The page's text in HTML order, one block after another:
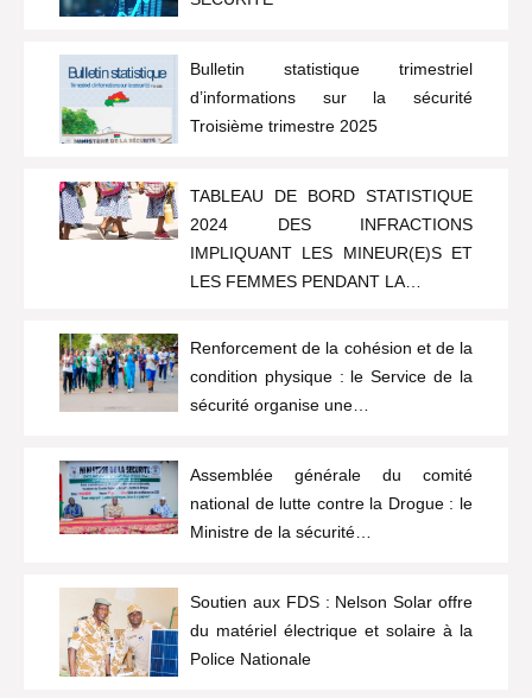
Bulletin statistique trimestriel
d’informations sur la sécurité
Troisième trimestre 2025
TABLEAU DE BORD STATISTIQUE
2024 DES INFRACTIONS
IMPLIQUANT LES MINEUR(E)S ET
LES FEMMES PENDANT LA…
Renforcement de la cohésion et de la
condition physique : le Service de la
sécurité organise une…
Assemblée générale du comité
national de lutte contre la Drogue : le
Ministre de la sécurité…
Soutien aux FDS : Nelson Solar offre
du matériel électrique et solaire à la
Police Nationale